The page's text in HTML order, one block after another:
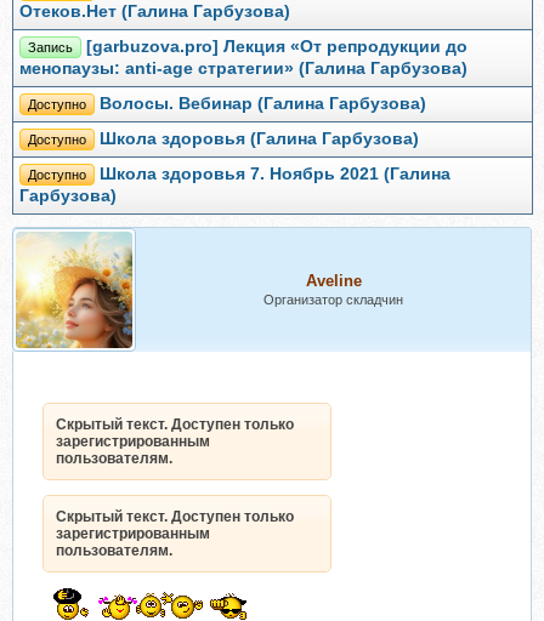
Отеков.Нет (Галина Гарбузова)
Запись
[garbuzova.pro] Лекция «От репродукции до
менопаузы: anti-age стратегии» (Галина Гарбузова)
Доступно Волосы. Вебинар (Галина Гарбузова)
Доступно Школа здоровья (Галина Гарбузова)
Доступно
Школа здоровья 7. Ноябрь 2021 (Галина
Гарбузова)
Aveline
Организатор складчин
Скрытый текст. Доступен только
зарегистрированным
пользователям.
Скрытый текст. Доступен только
зарегистрированным
пользователям.